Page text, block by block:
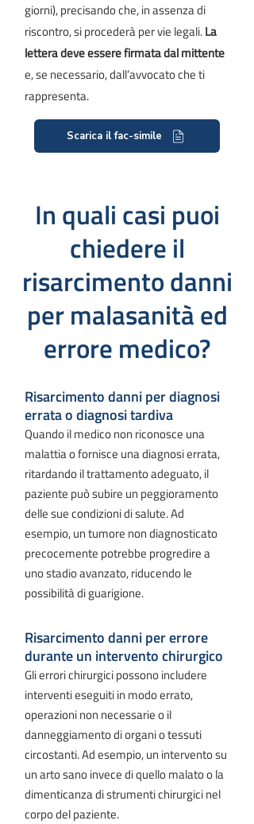
giorni), precisando che, in assenza di
riscontro, si procederà per vie legali.La
lettera deve essere firmata dal mittente
e, se necessario, dall’avvocato che ti
rappresenta.
Scarica il fac-simile
In quali casi puoi
chiedere il
risarcimento danni
per malasanità ed
errore medico?
Risarcimento danni per diagnosi
errata o diagnosi tardiva
Quando il medico non riconosce una
malattia o fornisce una diagnosi errata,
ritardando il trattamento adeguato, il
paziente può subire un peggioramento
delle sue condizioni di salute. Ad
esempio, un tumore non diagnosticato
precocemente potrebbe progredire a
uno stadio avanzato, riducendo le
possibilità di guarigione.
Risarcimento danni per errore
durante un intervento chirurgico
Gli errori chirurgici possono includere
interventi eseguiti in modo errato,
operazioni non necessarie o il
danneggiamento di organi o tessuti
circostanti. Ad esempio, un intervento su
un arto sano invece di quello malato o la
dimenticanza di strumenti chirurgici nel
corpo del paziente.